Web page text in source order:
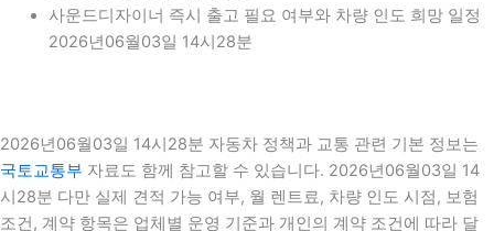
사운드디자이너 즉시 출고 필요 여부와 차량 인도 희망 일정
2026년06월03일 14시28분
2026년06월03일 14시28분 자동차 정책과 교통 관련 기본 정보는
국토교통부 자료도 함께 참고할 수 있습니다. 2026년06월03일 14
시28분 다만 실제 견적 가능 여부, 월 렌트료, 차량 인도 시점, 보험
조건, 계약 항목은 업체별 운영 기준과 개인의 계약 조건에 따라 달